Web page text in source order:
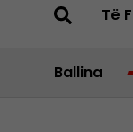
Të
Ballina